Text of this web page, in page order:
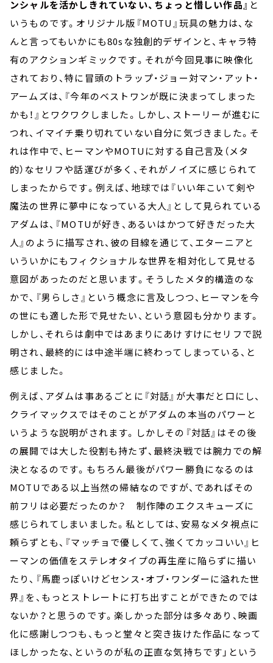
ンシャルを活かしきれていない、ちょっと惜しい作品』 と
いうものです。オリジナル版『MOTU』玩具の魅力は、な
んと言ってもいかにも80sな独創的デザインと、キャラ特
有のアクションギミックです。それが今回見事に映像化
されており、特に冒頭のトラップ・ジョー対マン・アット・
アームズは、『今年のベストワンが既に決まってしまった
かも！』とワクワクしました。しかし、ストーリーが進むに
つれ、イマイチ乗り切れていない自分に気づきました。そ
れは作中で、ヒーマンやMOTUに対する自己言及（メタ
的）なセリフや話運びが多く、それがノイズに感じられて
しまったからです。例えば、地球では『いい年こいて剣や
魔法の世界に夢中になっている大人』として見られている
アダムは、『MOTUが好き、あるいはかつて好きだった大
人』のように描写され、彼の目線を通じて、エターニアと
いういかにもフィクショナルな世界を相対化して見せる
意図があったのだと思います。そうしたメタ的構造のな
かで、『男らしさ』という概念に言及しつつ、ヒーマンを今
の世にも適した形で見せたい、という意図も分かります。
しかし、それらは劇中ではあまりにあけすけにセリフで説
明され、最終的には中途半端に終わってしまっている、と
感じました。
例えば、アダムは事あるごとに『対話』が大事だと口にし、
クライマックスではそのことがアダムの本当のパワーと
いうような説明がされます。しかしその『対話』はその後
の展開では大した役割も持たず、最終決戦では腕力での解
決となるのです。もちろん最後がパワー勝負になるのは
MOTUである以上当然の帰結なのですが、であればその
前フリは必要だったのか？ 制作陣のエクスキューズに
感じられてしまいました。私としては、安易なメタ視点に
頼らずとも、『マッチョで優しくて、強くてカッコいい』ヒ
ーマンの価値をステレオタイプの再生産に陥らずに描い
たり、『馬鹿っぽいけどセンス・オブ・ワンダーに溢れた世
界』を、もっとストレートに打ち出すことができたのでは
ないか？と思うのです。楽しかった部分は多々あり、映画
化に感謝しつつも、もっと堂々と突き抜けた作品になって
ほしかったな、というのが私の正直な気持ちです」という